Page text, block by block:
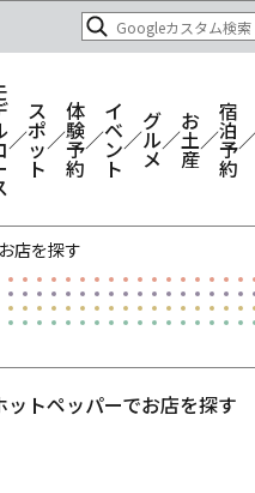
ス
ポ
ッ
ト
体
験
予
約
イ
ベ
ン
ト
グ
ル
メ
お
土
産
宿
泊
予
約
店を探す
ットペッパーでお店を探す